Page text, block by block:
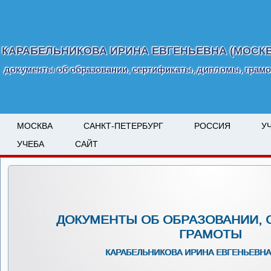
КАРАБЕЛЬНИКОВА ИРИНА ЕВГЕНЬЕВНА
документы об образовании, сертификаты, дипломы,
МОСКВА САНКТ-ПЕТЕРБУРГ РОССИЯ
УЧЕБА
САЙТ
ДОКУМЕНТЫ ОБ ОБРАЗОВАНИИ,
ГРАМОТЫ
КАРАБЕЛЬНИКОВА ИРИНА ЕВГЕНЬЕВНА